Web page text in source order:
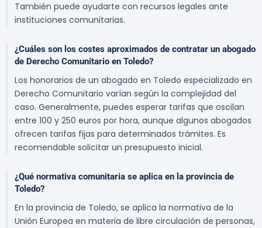
También puede ayudarte con recursos legales ante
instituciones comunitarias.
¿Cuáles son los costes aproximados de contratar un abogado
de Derecho Comunitario en Toledo?
Los honorarios de un abogado en Toledo especializado en
Derecho Comunitario varían según la complejidad del
caso. Generalmente, puedes esperar tarifas que oscilan
entre 100 y 250 euros por hora, aunque algunos abogados
ofrecen tarifas fijas para determinados trámites. Es
recomendable solicitar un presupuesto inicial.
¿Qué normativa comunitaria se aplica en la provincia de
Toledo?
En la provincia de Toledo, se aplica la normativa de la
Unión Europea en materia de libre circulación de personas,